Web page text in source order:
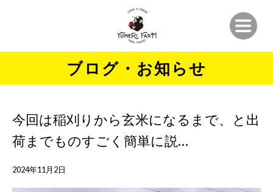
ブログ・お知らせ
今回は稲刈りから玄米になるまで、と出
荷までものすごく簡単に説…
2024年11月2日